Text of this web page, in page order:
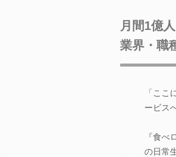
月間1億
業界・職
「こ
ービス
『食
の日常